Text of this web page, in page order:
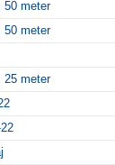
50 meter
50 meter
25 meter